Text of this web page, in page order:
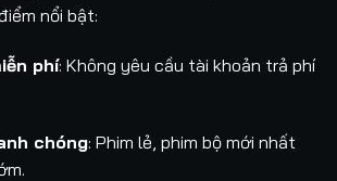
nổi bật:
phí: Không yêu cầu tài khoản trả phí
chóng: Phim lẻ, phim bộ mới nhất